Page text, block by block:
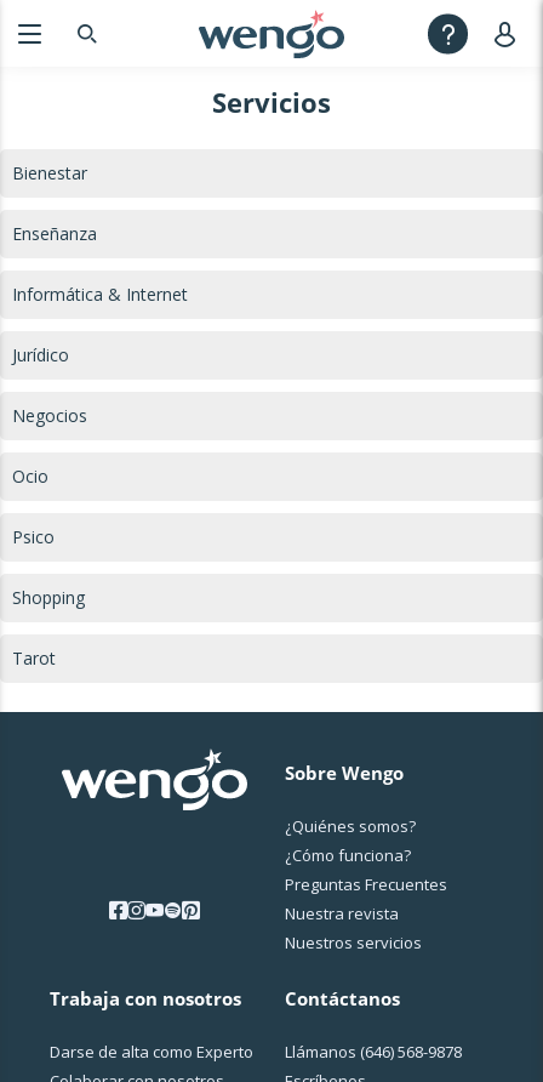
Servicios
Bienestar
Enseñanza
Informática & Internet
Jurídico
Negocios
Ocio
Psico
Shopping
Tarot
Sobre Wengo
¿Quiénes somos?
¿Cо́mo funciona?
Preguntas Frecuentes
Nuestra revista
Nuestros servicios
Trabaja con nosotros
Darse de alta como Experto
Contáctanos
Llámanos (646) 568-9878